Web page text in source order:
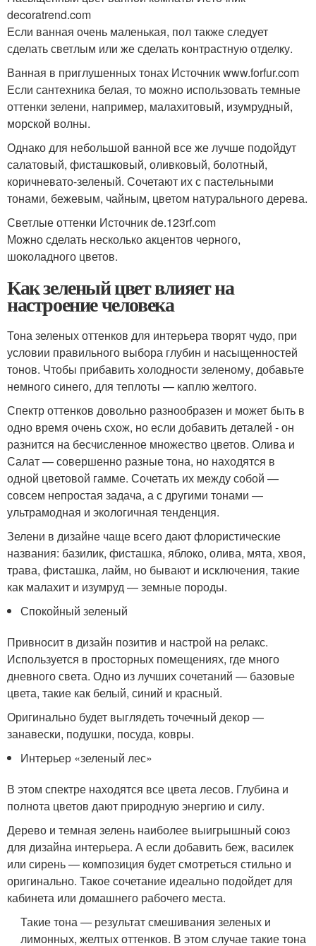
decoratrend.com
Если ванная очень маленькая, пол также следует
сделать светлым или же сделать контрастную отделку.
Ванная в приглушенных тонах Источник www.forfur.com
Если сантехника белая, то можно использовать темные
оттенки зелени, например, малахитовый, изумрудный,
морской волны.
Однако для небольшой ванной все же лучше подойдут
салатовый, фисташковый, оливковый, болотный,
коричневато-зеленый. Сочетают их с пастельными
тонами, бежевым, чайным, цветом натурального дерева.
Светлые оттенки Источник de.123rf.com
Можно сделать несколько акцентов черного,
шоколадного цветов.
Как зеленый цвет влияет на
настроение человека
Тона зеленых оттенков для интерьера творят чудо, при
условии правильного выбора глубин и насыщенностей
тонов. Чтобы прибавить холодности зеленому, добавьте
немного синего, для теплоты — каплю желтого.
Спектр оттенков довольно разнообразен и может быть в
одно время очень схож, но если добавить деталей - он
разнится на бесчисленное множество цветов. Олива и
Салат — совершенно разные тона, но находятся в
одной цветовой гамме. Сочетать их между собой —
совсем непростая задача, а с другими тонами —
ультрамодная и экологичная тенденция.
Зелени в дизайне чаще всего дают флористические
названия: базилик, фисташка, яблоко, олива, мята, хвоя,
трава, фисташка, лайм, но бывают и исключения, такие
как малахит и изумруд — земные породы.
Спокойный зеленый
Привносит в дизайн позитив и настрой на релакс.
Используется в просторных помещениях, где много
дневного света. Одно из лучших сочетаний — базовые
цвета, такие как белый, синий и красный.
Оригинально будет выглядеть точечный декор —
занавески, подушки, посуда, ковры.
Интерьер «зеленый лес»
В этом спектре находятся все цвета лесов. Глубина и
полнота цветов дают природную энергию и силу.
Дерево и темная зелень наиболее выигрышный союз
для дизайна интерьера. А если добавить беж, василек
или сирень — композиция будет смотреться стильно и
оригинально. Такое сочетание идеально подойдет для
кабинета или домашнего рабочего места.
Такие тона — результат смешивания зеленых и
лимонных, желтых оттенков. В этом случае такие тона